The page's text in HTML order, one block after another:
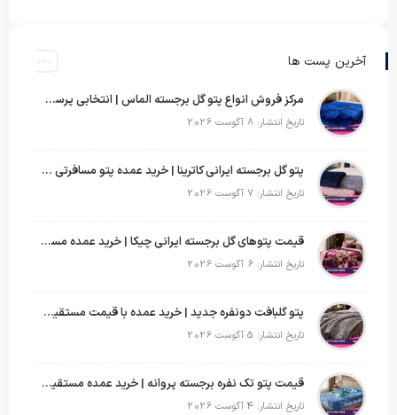
آخرین پست ها
مرکز فروش انواع پتو گل برجسته الماس | انتخابی پرسود برای عمده‌فروشان
تاریخ انتشار: 8 آگوست 2026
پتو گل برجسته ایرانی کاترینا | خرید عمده پتو مسافرتی با قیمت تولیدی
تاریخ انتشار: 7 آگوست 2026
قیمت پتوهای گل برجسته ایرانی چیکا | خرید عمده مستقیم با سود بالا
تاریخ انتشار: 6 آگوست 2026
پتو گلبافت دونفره جدید | خرید عمده با قیمت مستقیم و طرح‌های پرفروش بازار
تاریخ انتشار: 5 آگوست 2026
قیمت پتو تک نفره برجسته پروانه | خرید عمده مستقیم با بهترین قیمت بازار
تاریخ انتشار: 4 آگوست 2026